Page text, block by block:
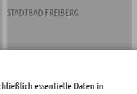
STADTBAD FREIBERG
essentielle Daten in